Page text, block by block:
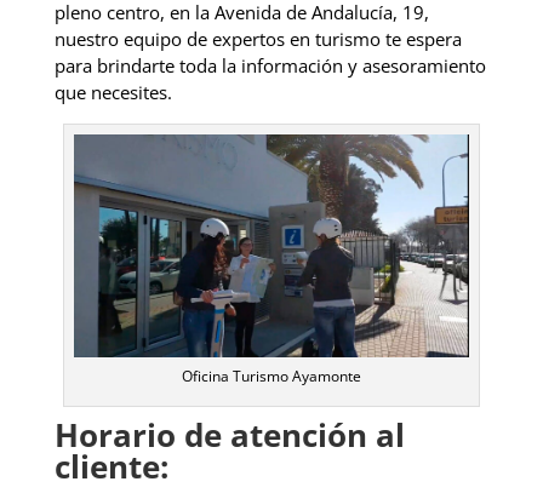
pleno centro, en la Avenida de Andalucía, 19,
nuestro equipo de expertos en turismo te espera
para brindarte toda la información y asesoramiento
que necesites.
Oficina Turismo Ayamonte
Horario de atención al
cliente: